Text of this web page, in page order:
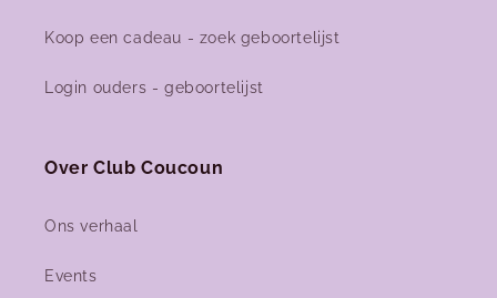
Koop een cadeau - zoek geboortelijst
Login ouders - geboortelijst
Over Club Coucoun
Ons verhaal
Events